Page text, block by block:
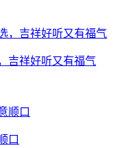
吉祥好听又有福气
口